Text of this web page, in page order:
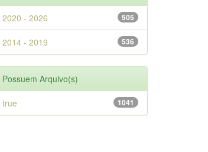
505
2020 - 2026
536
2014 - 2019
Possuem Arquivo(s)
1041
true